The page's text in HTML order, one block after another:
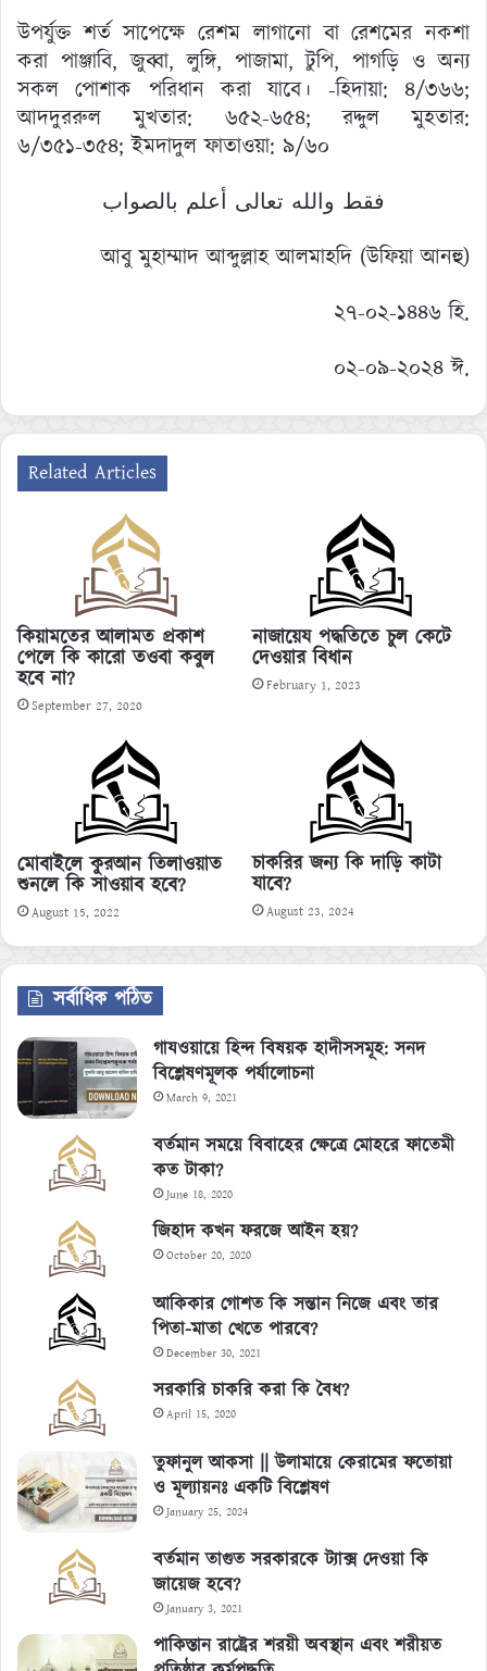
উপর্যুক্ত শর্ত সাপেক্ষে রেশম লাগানো বা রেশমের নকশা
করা পাঞ্জাবি, জুব্বা, লুঙ্গি, পাজামা, টুপি, পাগড়ি ও অন্য
সকল পোশাক পরিধান করা যাবে। -হিদায়া: ৪/৩৬৬;
আদদুররুল মুখতার: ৬৫২-৬৫৪; রদ্দুল মুহতার:
৬/৩৫১-৩৫৪; ইমদাদুল ফাতাওয়া: ৯/৬০
فقط والله تعالى أعلم بالصواب
আবু মুহাম্মাদ আব্দুল্লাহ আলমাহদি (উফিয়া আনহু)
২৭-০২-১৪৪৬ হি.
০২-০৯-২০২৪ ঈ.
Related Articles
কিয়ামতের আলামত প্রকাশ
পেলে কি কারো তওবা কবুল
হবে না?
September 27, 2020
নাজায়েয পদ্ধতিতে চুল কেটে
দেওয়ার বিধান
February 1, 2023
মোবাইলে কুরআন তিলাওয়াত
শুনলে কি সাওয়াব হবে?
August 15, 2022
চাকরির জন্য কি দাড়ি কাটা
যাবে?
August 23, 2024
সর্বাধিক পঠিত
গাযওয়ায়ে হিন্দ বিষয়ক হাদীসসমূহ: সনদ
বিশ্লেষণমূলক পর্যালোচনা
March 9, 2021
বর্তমান সময়ে বিবাহের ক্ষেত্রে মোহরে ফাতেমী
কত টাকা?
June 18, 2020
জিহাদ কখন ফরজে আইন হয়?
October 20, 2020
আকিকার গোশত কি সন্তান নিজে এবং তার
পিতা-মাতা খেতে পারবে?
December 30, 2021
সরকারি চাকরি করা কি বৈধ?
April 15, 2020
তুফানুল আকসা || উলামায়ে কেরামের ফতোয়া
ও মূল্যায়নঃ একটি বিশ্লেষণ
January 25, 2024
বর্তমান তাগুত সরকারকে ট্যাক্স দেওয়া কি
জায়েজ হবে?
January 3, 2021
পাকিস্তান রাষ্ট্রের শরয়ী অবস্থান এবং শরীয়ত